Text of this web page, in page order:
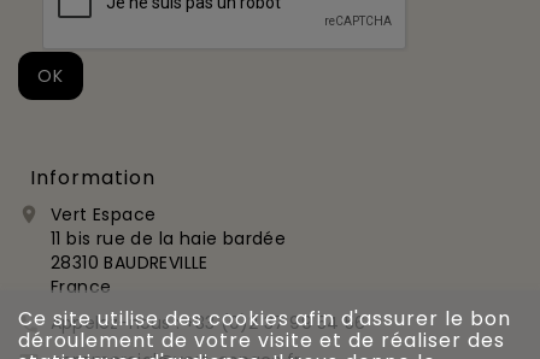
Information

Vert Espace
11 bis rue de la haie bardée
28310 BAUDREVILLE
France
 Appelez-nous :+33 (0)2 37 99 54 56
Ce site utilise des cookies afin d'assurer le bon
déroulement de votre visite et de réaliser des